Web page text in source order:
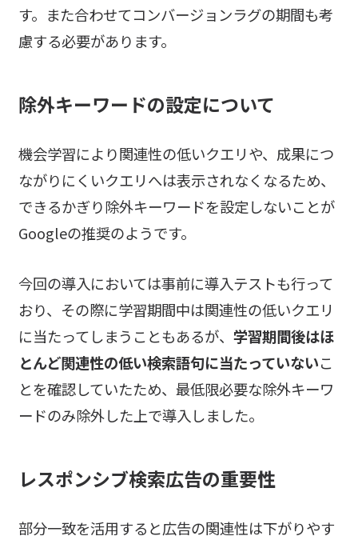
す。また合わせてコンバージョンラグの期間も考
慮する必要があります。
除外キーワードの設定について
機会学習により関連性の低いクエリや、成果につ
ながりにくいクエリへは表示されなくなるため、
できるかぎり除外キーワードを設定しないことが
Googleの推奨のようです。
今回の導入においては事前に導入テストも行って
おり、その際に学習期間中は関連性の低いクエリ
に当たってしまうこともあるが、 学習期間後はほ
とんど関連性の低い検索語句に当たっていないこ
とを確認していたため、最低限必要な除外キーワ
ードのみ除外した上で導入しました。
レスポンシブ検索広告の重要性
部分一致を活用すると広告の関連性は下がりやす